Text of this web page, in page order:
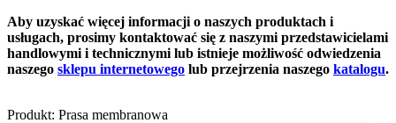
Aby uzyskać więcej informacji o naszych produktach i
usługach, prosimy kontaktować się z naszymi przedstawicielami
handlowymi i technicznymi lub istnieje możliwość odwiedzenia
naszego sklepu internetowego lub przejrzenia naszego katalogu.
Produkt: Prasa membranowa